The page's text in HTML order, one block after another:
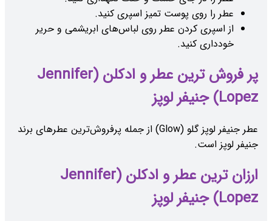
عطر را روی پوست تمیز اسپری کنید.
از اسپری کردن عطر روی لباس‌های ابریشمی و حریر
خودداری کنید.
پر فروش ترین عطر و ادکلن (Jennifer
Lopez) جنیفر لوپز
عطر جنیفر لوپز گلو (Glow) از جمله پرفروش‌ترین عطرهای برند
جنیفر لوپز است.
ارزان ترین عطر و ادکلن (Jennifer
Lopez) جنیفر لوپز